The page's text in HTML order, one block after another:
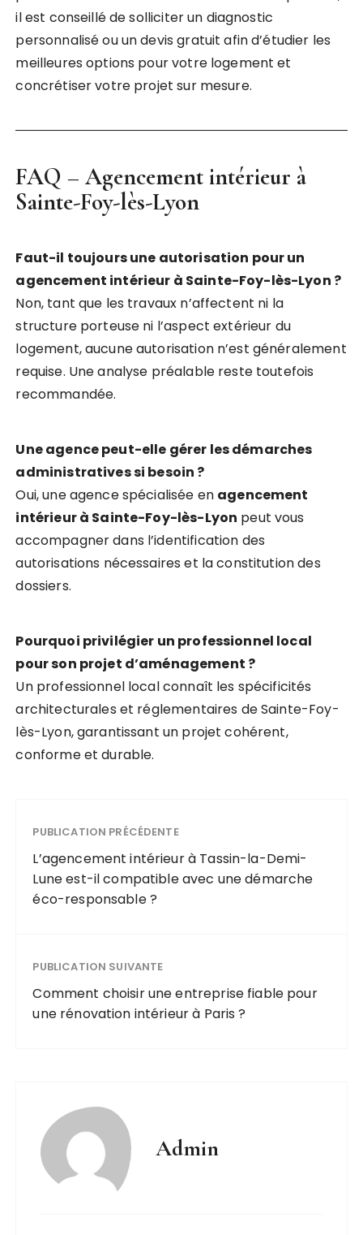
il est conseillé de solliciter un diagnostic
personnalisé ou un devis gratuit afin d’étudier les
meilleures options pour votre logement et
concrétiser votre projet sur mesure.
FAQ –Agencement intérieur à
Sainte-Foy-lès-Lyon
Faut-il toujours une autorisation pour un
agencement intérieur à Sainte-Foy-lès-Lyon ?
Non, tant que les travaux n’affectent ni la
structure porteuse ni l’aspect extérieur du
logement, aucune autorisation n’est généralement
requise. Une analyse préalable reste toutefois
recommandée.
Une agence peut-elle gérer les démarches
administratives si besoin ?
Oui, une agence spécialisée en agencement
intérieur à Sainte-Foy-lès-Lyon peut vous
accompagner dans l’identification des
autorisations nécessaires et la constitution des
dossiers.
Pourquoi privilégier un professionnel local
pour son projet d’aménagement ?
Un professionnel local connaît les spécificités
architecturales et réglementaires de Sainte-Foy-
lès-Lyon, garantissant un projet cohérent,
conforme et durable.
PUBLICATION PRÉCÉDENTE
L’agencement intérieur à Tassin-la-Demi-
Lune est-il compatible avec une démarche
éco-responsable ?
PUBLICATION SUIVANTE
Comment choisir une entreprise fiable pour
une rénovation intérieur à Paris ?
Admin